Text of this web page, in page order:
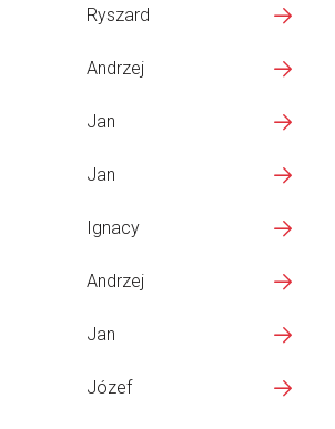
Ryszard
Andrzej
Jan
Jan
Ignacy
Andrzej
Jan
Józef